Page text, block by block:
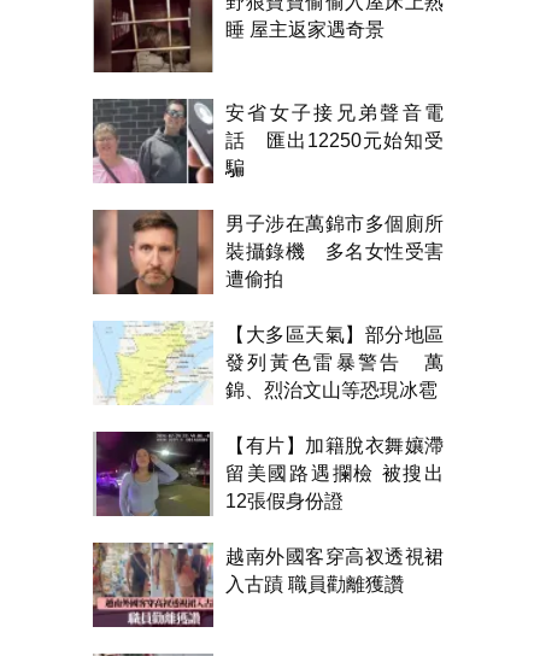
睡 屋主返家遇奇景
安省女子接兄弟聲音電
話 匯出12250元始知受
騙
男子涉在萬錦市多個廁所
裝攝錄機 多名女性受害
遭偷拍
【大多區天氣】部分地區
發列黃色雷暴警告 萬
錦、烈治文山等恐現冰雹
【有片】加籍脫衣舞孃滯
留美國路遇攔檢 被搜出
12張假身份證
越南外國客穿高衩透視裙
入古蹟 職員勸離獲讚